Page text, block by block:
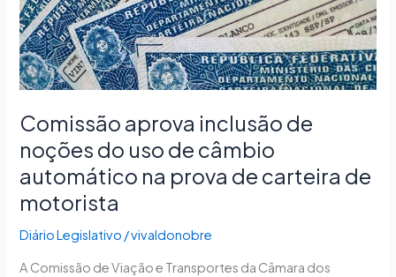
Comissão aprova inclusão de
noções do uso de câmbio
automático na prova de carteira de
motorista
Diário Legislativo /vivaldonobre
A Comissão de Viação e Transportes da Câmara dos
de
câmbio
automático
na
de
carteira
de
motorista